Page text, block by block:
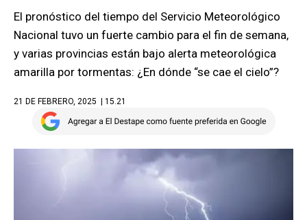
El pronóstico del tiempo del Servicio Meteorológico
Nacional tuvo un fuerte cambio para el fin de semana,
y varias provincias están bajo alerta meteorológica
amarilla por tormentas: ¿En dónde “se cae el cielo”?
21 DE FEBRERO, 2025 | 15.21